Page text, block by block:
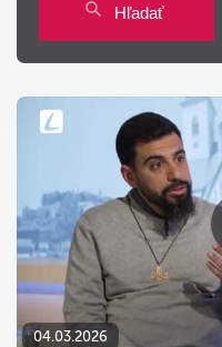
Po Ut
27 28 29
11 12
18 19
24 25 26
31 1 2
dnes
Hľadať
04.03.2026